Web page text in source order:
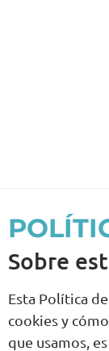
Sobre
Esta Política
cookies y
que usamos,